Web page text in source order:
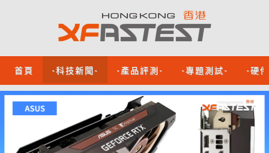
首頁 -科技新聞- -產品評測- -專題測試- -硬